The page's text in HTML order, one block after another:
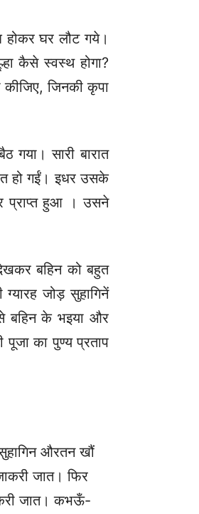
घर लौट गये।
कैसे स्वस्थ होगा?
कीजिए, जिनकी कृपा
गया। सारी बारात
हो गईं। इधर उसके
प्राप्त हुआ । उसने
बहिन को बहुत
जोड़ सुहागिनें
बहिन के भइया और
पूजा का पुण्य प्रताप
औरतन खौं
जात। फिर
जात। कभऊँ-